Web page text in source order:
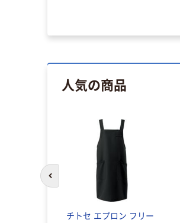
人気の商品
チトセ エプロン フリー
前のスライドへ